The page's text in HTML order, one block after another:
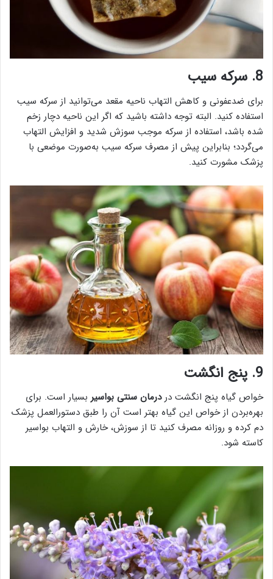
8. سرکه سیب
برای ضدعفونی و کاهش التهاب ناحیه مقعد می‌توانید از سرکه سیب
استفاده کنید. البته توجه داشته باشید که اگر این ناحیه دچار زخم
شده باشد، استفاده از سرکه موجب سوزش شدید و افزایش التهاب
می‌گردد؛ بنابراین پیش از مصرف سرکه سیب به‌صورت موضعی با
پزشک مشورت کنید.
9. پنج انگشت
خواص گیاه پنج انگشت دردرمان سنتی بواسیر بسیار است. برای
بهره‌بردن از خواص این گیاه بهتر است آن را طبق دستورالعمل پزشک
دم‌ کرده و روزانه مصرف کنید تا از سوزش، خارش و التهاب بواسیر
کاسته شود.